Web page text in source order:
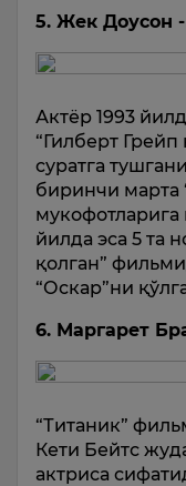
5. Жек Доусон
Актёр 1993
“Гилберт
суратга
биринчи марта
йилда эса 5 та
қолган”
“Оскар”ни
6. Маргарет
“Титаник”
Кети Бейтс
актриса